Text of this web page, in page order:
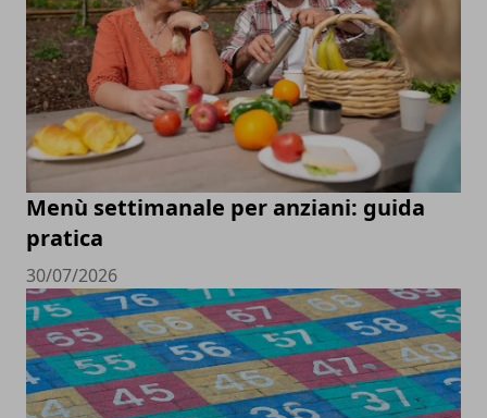
Menù settimanale per anziani: guida
pratica
30/07/2026